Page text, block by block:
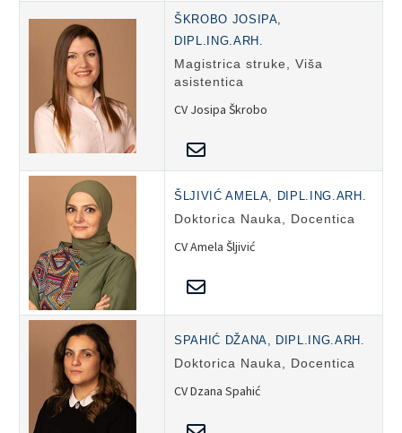
ŠKROBO JOSIPA,
DIPL.ING.ARH.
Magistrica struke, Viša
asistentica
CV Josipa Škrobo
ŠLJIVIĆ AMELA, DIPL.ING.ARH.
Doktorica Nauka, Docentica
CV Amela Šljivić
SPAHIĆ DŽANA, DIPL.ING.ARH.
Doktorica Nauka, Docentica
CV Dzana Spahić